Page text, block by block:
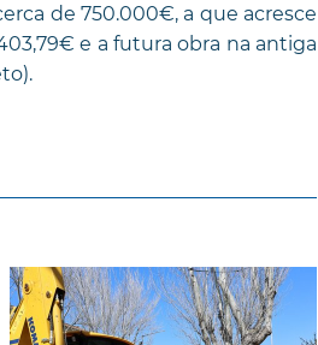
de 750.000€, a que acresce
e a futura obra na antiga